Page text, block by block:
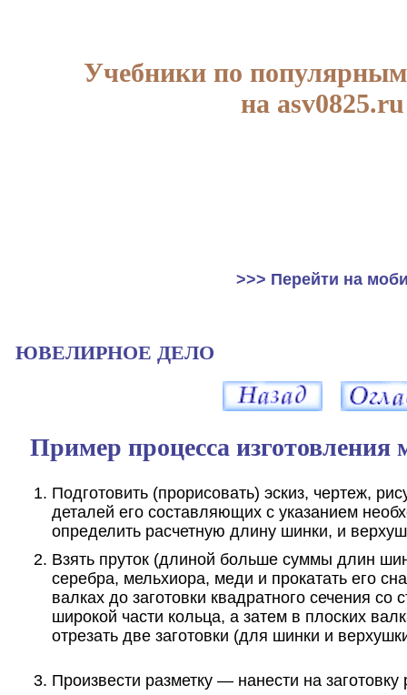
Учебники по
на asv0825.ru
>>> Перейти на
ЮВЕЛИРНОЕ ДЕЛО
Пример процесса изготовления
Подготовить (прорисовать) эскиз, чертеж,
деталей его составляющих с указанием
определить расчетную длину шинки, и
Взять пруток (длиной больше суммы длин
серебра, мельхиора, меди и прокатать его
валках до заготовки квадратного сечения со
широкой части кольца, а затем в плоских
отрезать две заготовки (для шинки и
Произвести разметку — нанести на заготовку